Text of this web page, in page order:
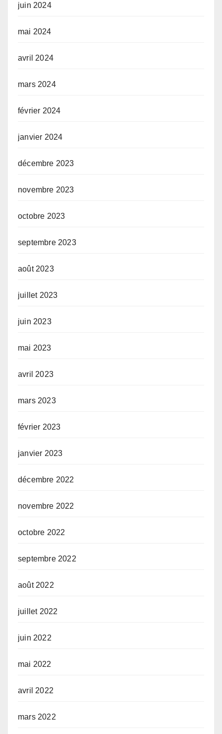
juin 2024
mai 2024
avril 2024
mars 2024
février 2024
janvier 2024
décembre 2023
novembre 2023
octobre 2023
septembre 2023
août 2023
juillet 2023
juin 2023
mai 2023
avril 2023
mars 2023
février 2023
janvier 2023
décembre 2022
novembre 2022
octobre 2022
septembre 2022
août 2022
juillet 2022
juin 2022
mai 2022
avril 2022
mars 2022